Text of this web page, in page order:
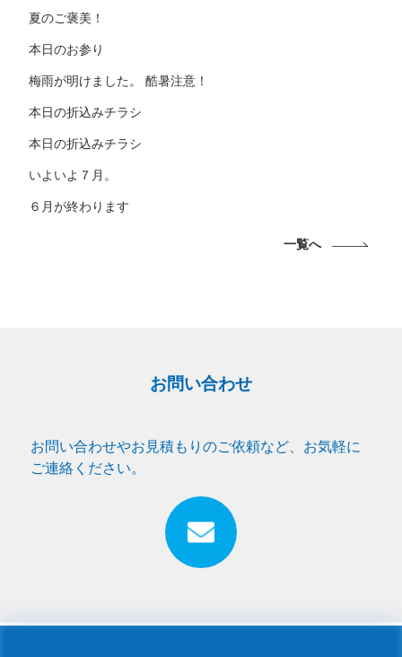
夏のご褒美！
本日のお参り
梅雨が明けました。 酷暑注意！
本日の折込みチラシ
本日の折込みチラシ
いよいよ７月。
６月が終わります
一覧へ
お問い合わせ
お問い合わせやお見積もりのご依頼など、お気軽に
ご連絡ください。